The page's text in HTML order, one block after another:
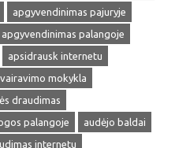
apgyvendinimas pajuryje
apgyvendinimas palangoje
apsidrausk internetu
mokykla
draudimas
palangoje
audėjo baldai
internetu